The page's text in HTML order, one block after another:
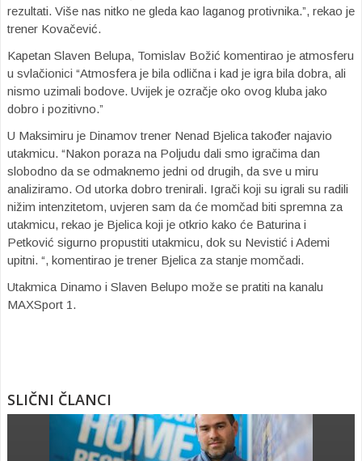
rezultati. Više nas nitko ne gleda kao laganog protivnika.”, rekao je
trener Kovačević.
Kapetan Slaven Belupa, Tomislav Božić komentirao je atmosferu
u svlačionici “Atmosfera je bila odlična i kad je igra bila dobra, ali
nismo uzimali bodove. Uvijek je ozračje oko ovog kluba jako
dobro i pozitivno.”
U Maksimiru je Dinamov trener Nenad Bjelica također najavio
utakmicu. “Nakon poraza na Poljudu dali smo igračima dan
slobodno da se odmaknemo jedni od drugih, da sve u miru
analiziramo. Od utorka dobro trenirali. Igrači koji su igrali su radili
nižim intenzitetom, uvjeren sam da će momčad biti spremna za
utakmicu, rekao je Bjelica koji je otkrio kako će Baturina i
Petković sigurno propustiti utakmicu, dok su Nevistić i Ademi
upitni. “, komentirao je trener Bjelica za stanje momčadi.
Utakmica Dinamo i Slaven Belupo može se pratiti na kanalu
MAXSport 1.
SLIČNI ČLANCI